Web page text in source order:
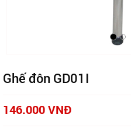
Ghế đôn GD01I
146.000 VNĐ